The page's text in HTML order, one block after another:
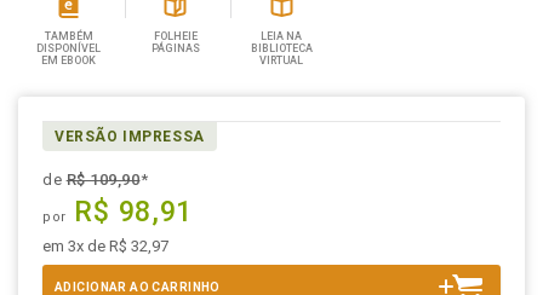
TAMBÉM
DISPONÍVEL
EM EBOOK
FOLHEIE
PÁGINAS
LEIA NA
BIBLIOTECA
VIRTUAL
VERSÃO IMPRESSA
deR$ 109,90*
por R$ 98,91
em 3x de R$ 32,97
ADICIONAR AO CARRINHO